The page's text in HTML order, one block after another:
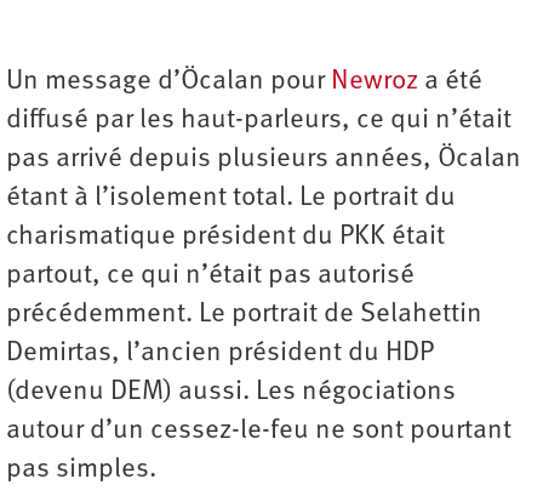
Un message d’Öcalan pour Newroz a été
diffusé par les haut-parleurs, ce qui n’était
pas arrivé depuis plusieurs années, Öcalan
étant à l’isolement total. Le portrait du
charismatique président du PKK était
partout, ce qui n’était pas autorisé
précédemment. Le portrait de Selahettin
Demirtas, l’ancien président du HDP
(devenu DEM) aussi. Les négociations
autour d’un cessez-le-feu ne sont pourtant
pas simples.